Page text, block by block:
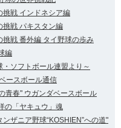
戦 インドネシア編
戦 パキスタン編
戦 番外編 タイ野球の歩み
編
ソフトボール連盟より～
ースボール通信
青春" ウガンダベースボール
の「ヤキュウ」魂
ザニア野球“KOSHIEN”への道"